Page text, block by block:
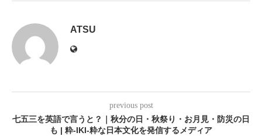
ATSU
previous post
七五三を英語で言うと？｜秋分の日・秋祭り・お月見・防災の日
も | 粋-IKI-粋な日本文化を発信するメディア